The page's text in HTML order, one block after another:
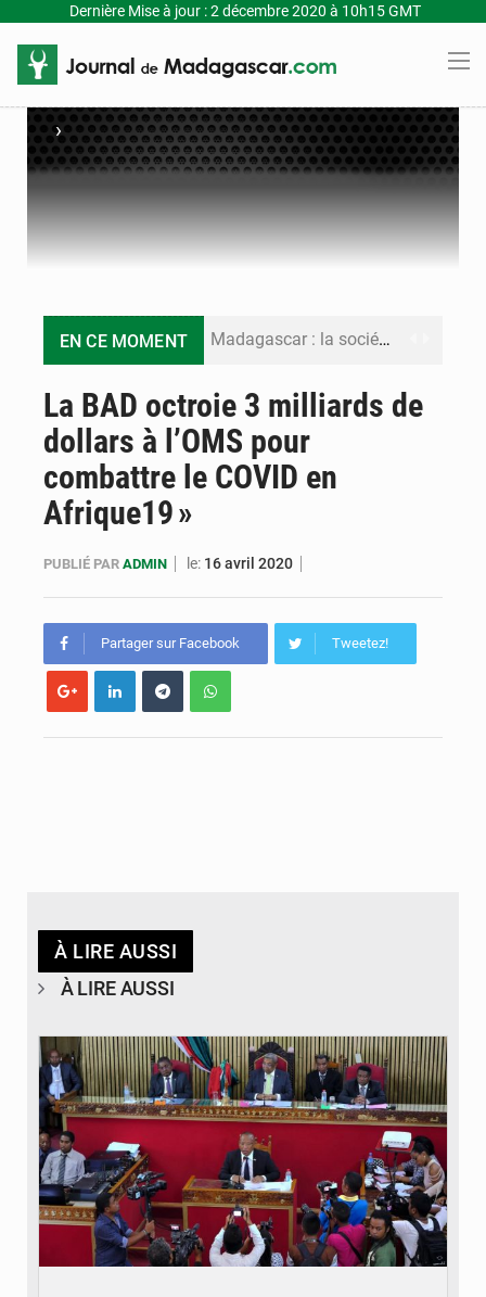
Dernière Mise à jour : 2 décembre 2020 à 10h15 GMT
›
EN CE MOMENT Madagascar : la société civile dénonce le vote un budget voté pressement
La BAD octroie 3 milliards de
dollars à l’OMS pour
combattre le COVID en
Afrique19 »
PUBLIÉ PAR ADMIN le: 16 avril 2020
Partager sur Facebook Tweetez!
À LIRE AUSSI
À LIRE AUSSI